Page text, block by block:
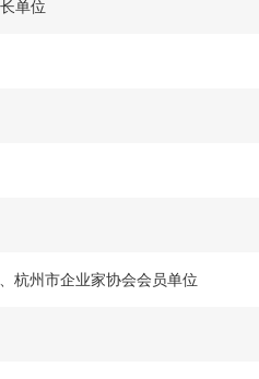
单位
杭州市企业家协会会员单位